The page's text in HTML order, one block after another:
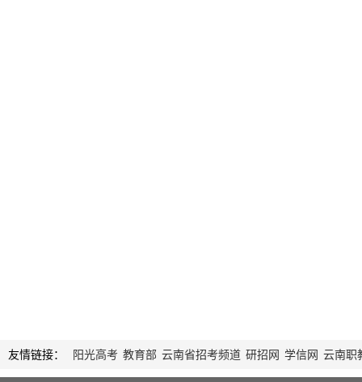
友情链接： 阳光高考 教育部 云南省招考频道 研招网 学信网 云南职